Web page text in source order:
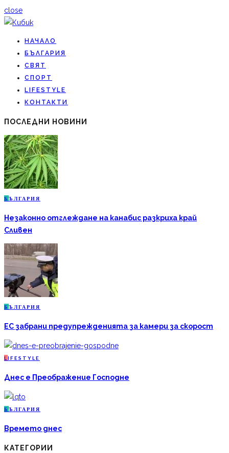
close
НАЧАЛО
БЪЛГАРИЯ
СВЯТ
СПОРТ
LIFESTYLE
КОНТАКТИ
ПОСЛЕДНИ НОВИНИ
Б ЪЛГАРИЯ
Незаконно отглеждане на канабис разкриха край
Сливен
Б ЪЛГАРИЯ
ЕС забрани предупрежденията за камери за скорост
L IFESTYLE
Днес е Преображение Господне
Б ЪЛГАРИЯ
Времето днес
КАТЕГОРИИ